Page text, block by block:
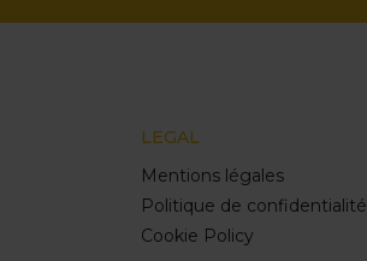
LEGAL
Mentions légales
Politique de confidentialité
Cookie Policy